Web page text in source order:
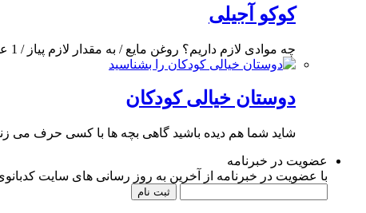
کوکو آجیلی
چه موادی لازم داریم؟ روغن مایع / به مقدار لازم پیاز / 1 عدد (140 گرم)
دوستان خیالی کودکان
شاید شما هم دیده باشید گاهی بچه ها با کسی حرف می
عضویت در خبرنامه
با عضویت در خبرنامه از آخرین به روز رسانی های سایت